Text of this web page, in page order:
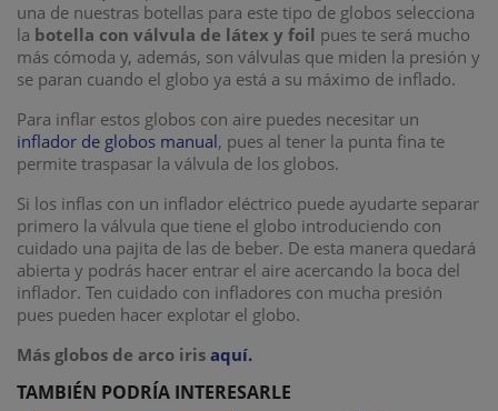
una de nuestras botellas para este tipo de globos selecciona
la botella con válvula de látex y foil pues te será mucho
más cómoda y, además, son válvulas que miden la presión y
se paran cuando el globo ya está a su máximo de inflado.
Para inflar estos globos con aire puedes necesitar un
inflador de globos manual, pues al tener la punta fina te
permite traspasar la válvula de los globos.
Si los inflas con un inflador eléctrico puede ayudarte separar
primero la válvula que tiene el globo introduciendo con
cuidado una pajita de las de beber. De esta manera quedará
abierta y podrás hacer entrar el aire acercando la boca del
inflador. Ten cuidado con infladores con mucha presión
pues pueden hacer explotar el globo.
Más globos de arco iris aquí.
TAMBIÉN PODRÍA INTERESARLE